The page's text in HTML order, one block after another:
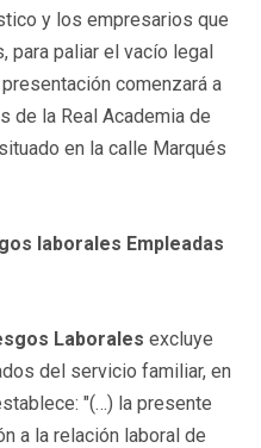
y los empresarios que
para paliar el vacío legal
comenzará a
de la Real Academia de
en la calle Marqués
laborales Empleadas
Laborales excluye
del servicio familiar, en
"(…) la presente
a la relación laboral de